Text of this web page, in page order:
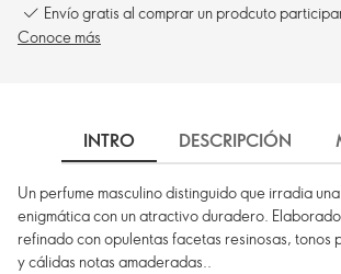
Envío gratis al comprar un prodcuto
Conoce más
INTRO DESCRIPCIÓN
Un perfume masculino distinguido que irradia
enigmática con un atractivo duradero.
refinado con opulentas facetas resinosas, tonos
y cálidas notas amaderadas..